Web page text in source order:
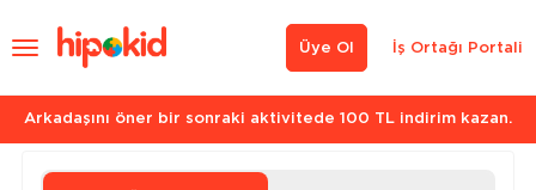
İş Ortağı Portali
Üye Ol
Arkadaşını öner bir sonraki aktivitede 100 TL indirim kazan.